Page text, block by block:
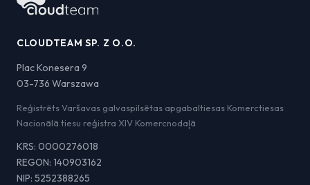
CLOUDTEAM SP. Z O.O.
Plac Konesera 9
03-736 Warszawa
Reģistrēts Varšavas galvaspilsētas apgabaltiesas Komerctiesas
Nacionālā tiesu reģistra XIV Komercnodaļā
KRS: 0000276018
REGON: 140903162
NIP: 5252388265